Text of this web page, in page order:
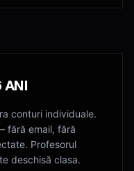
ANI
conturi individuale.
fără email, fără
Profesorul
deschisă clasa.